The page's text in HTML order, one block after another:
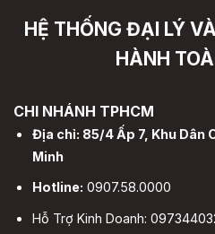
HỆ THỐNG ĐẠI LÝ
HÀNH
CHI NHÁNH TPHCM
Địa chỉ: 85/4 Ấp 7, Khu Dân
Minh
Hotline: 0907.58.0000
Hỗ Trợ Kinh Doanh: